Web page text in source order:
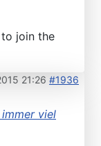
to join the
21:26 #1936
viel